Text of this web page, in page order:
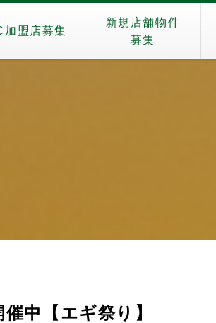
加盟店募集
新規店舗物件
募集
中【エギ祭り】